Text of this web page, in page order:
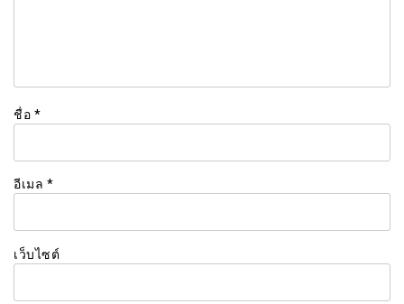
ชื่อ *
อีเมล *
เว็บไซต์